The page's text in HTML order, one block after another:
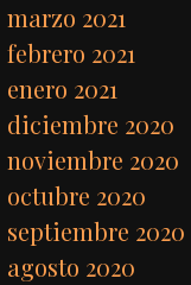
marzo 2021
febrero 2021
enero 2021
diciembre 2020
noviembre 2020
octubre 2020
septiembre 2020
agosto 2020